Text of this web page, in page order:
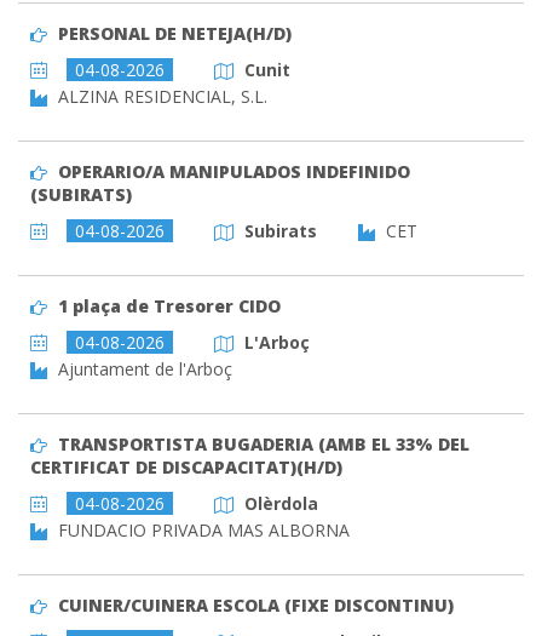
PERSONAL DE NETEJA(H/D)
04-08-2026
Cunit
ALZINA RESIDENCIAL, S.L.
OPERARIO/A MANIPULADOS INDEFINIDO
(SUBIRATS)
04-08-2026
Subirats CET
1 plaça de Tresorer CIDO
04-08-2026
L'Arboç
Ajuntament de l'Arboç
TRANSPORTISTA BUGADERIA (AMB EL 33% DEL
CERTIFICAT DE DISCAPACITAT)(H/D)
04-08-2026
Olèrdola
FUNDACIO PRIVADA MAS ALBORNA
CUINER/CUINERA ESCOLA (FIXE DISCONTINU)